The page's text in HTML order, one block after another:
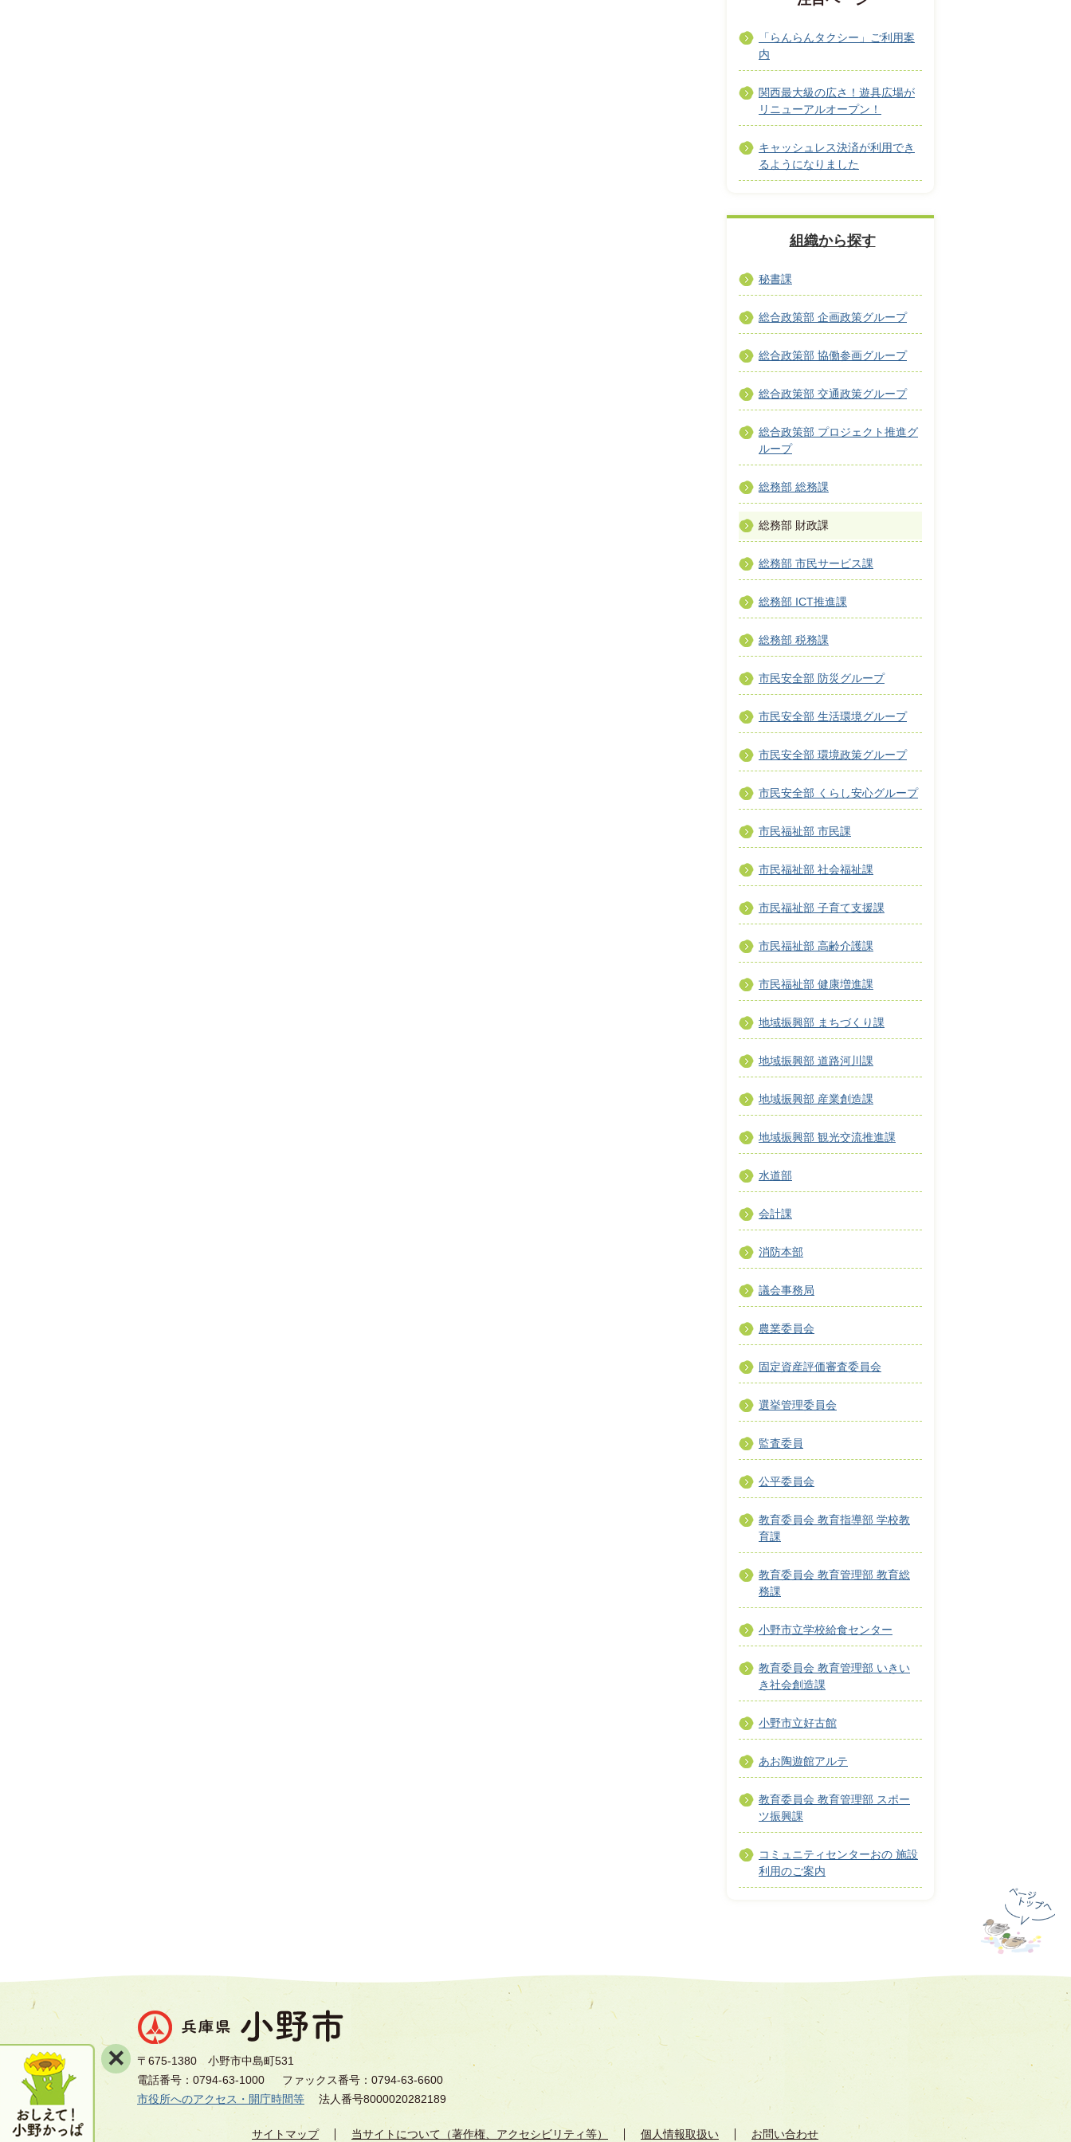
「らんらんタクシー」ご利用案
内
関西最大級の広さ！遊具広場が
リニューアルオープン！
キャッシュレス決済が利用でき
るようになりました
組織から探す
秘書課
総合政策部 企画政策グループ
総合政策部 協働参画グループ
総合政策部 交通政策グループ
総合政策部 プロジェクト推進グ
ループ
総務部 総務課
総務部 財政課
総務部 市民サービス課
総務部 ICT推進課
総務部 税務課
市民安全部 防災グループ
市民安全部 生活環境グループ
市民安全部 環境政策グループ
市民安全部 くらし安心グループ
市民福祉部 市民課
市民福祉部 社会福祉課
市民福祉部 子育て支援課
市民福祉部 高齢介護課
市民福祉部 健康増進課
地域振興部 まちづくり課
地域振興部 道路河川課
地域振興部 産業創造課
地域振興部 観光交流推進課
水道部
会計課
消防本部
議会事務局
農業委員会
固定資産評価審査委員会
選挙管理委員会
監査委員
公平委員会
教育委員会 教育指導部 学校教
育課
教育委員会 教育管理部 教育総
務課
小野市立学校給食センター
教育委員会 教育管理部 いきい
き社会創造課
小野市立好古館
あお陶遊館アルテ
教育委員会 教育管理部 スポー
ツ振興課
コミュニティセンターおの 施設
利用のご案内
〒675-1380 小野市中島町531
電話番号：0794-63-1000
ファックス番号：0794-63-6600
市役所へのアクセス・開庁時間等
法人番号8000020282189
サイトマップ 当サイトについて（著作権、アクセシビリティ等） 個人情報取扱い お問い合わせ
×